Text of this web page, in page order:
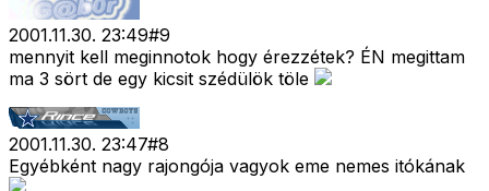
2001.11.30. 23:49#9
mennyit kell meginnotok hogy érezzétek? ÉN megittam
ma 3 sört de egy kicsit szédülök töle
2001.11.30. 23:47#8
Egyébként nagy rajongója vagyok eme nemes itókának